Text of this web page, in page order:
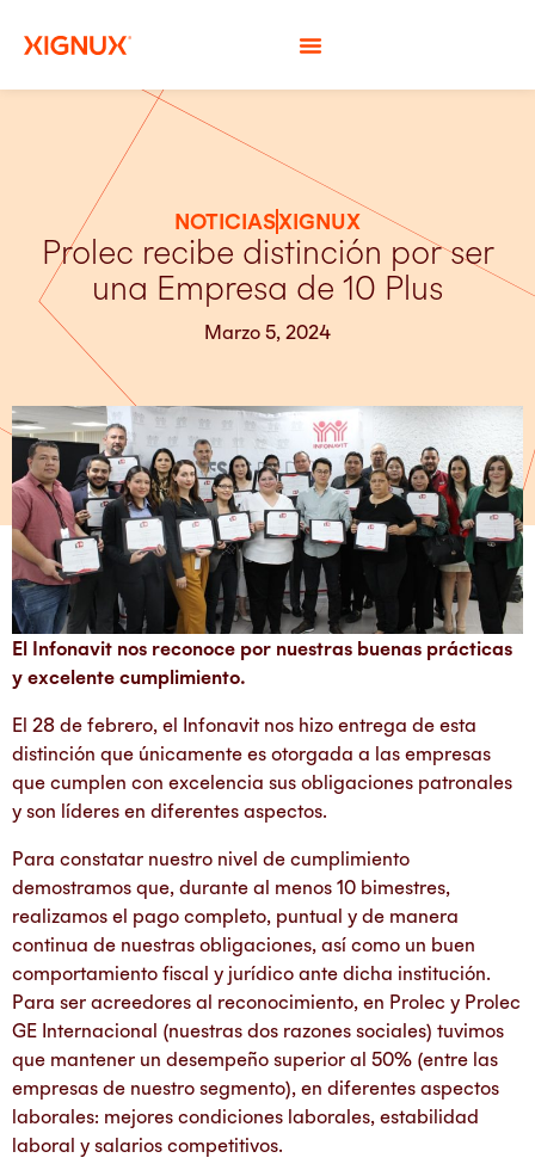
NOTICIASXIGNUX
Prolec recibe distinción por ser
una Empresa de 10 Plus
Marzo 5, 2024
El Infonavit nos reconoce por nuestras buenas prácticas
y excelente cumplimiento.
El 28 de febrero, el Infonavit nos hizo entrega de esta
distinción que únicamente es otorgada a las empresas
que cumplen con excelencia sus obligaciones patronales
y son líderes en diferentes aspectos.
Para constatar nuestro nivel de cumplimiento
demostramos que, durante al menos 10 bimestres,
realizamos el pago completo, puntual y de manera
continua de nuestras obligaciones, así como un buen
comportamiento fiscal y jurídico ante dicha institución.
Para ser acreedores al reconocimiento, en Prolec y Prolec
GE Internacional (nuestras dos razones sociales) tuvimos
que mantener un desempeño superior al 50% (entre las
empresas de nuestro segmento), en diferentes aspectos
laborales: mejores condiciones laborales, estabilidad
laboral y salarios competitivos.